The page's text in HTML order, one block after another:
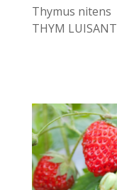
Thymus nitens
THYM LUISANT